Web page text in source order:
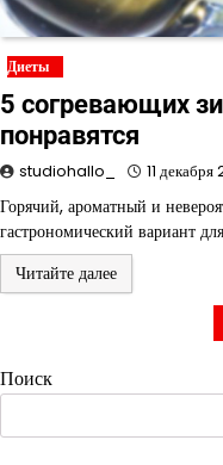
Диеты
5 согревающих
понравятся
studiohallo_ 11
Горячий, ароматный и
гастрономический вариант
Читайте далее
записей
Поиск